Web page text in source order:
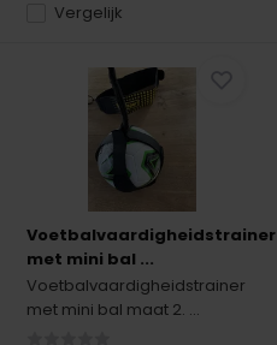
Vergelijk
Voetbalvaardigheidstrainer
met mini bal ...
Voetbalvaardigheidstrainer
met mini bal maat 2. ...